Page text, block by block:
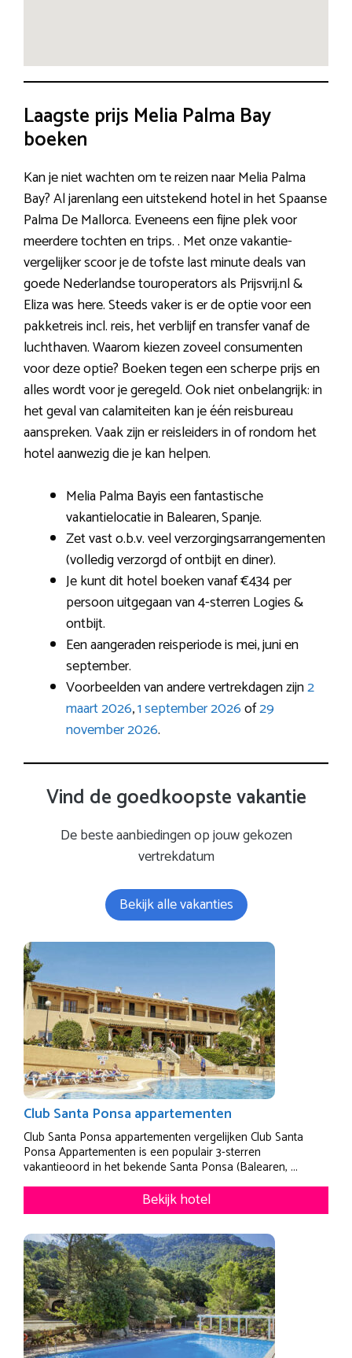
Laagste prijs Melia Palma Bay
boeken
Kan je niet wachten om te reizen naar Melia Palma
Bay? Al jarenlang een uitstekend hotel in het Spaanse
Palma De Mallorca. Eveneens een fijne plek voor
meerdere tochten en trips. . Met onze vakantie-
vergelijker scoor je de tofste last minute deals van
goede Nederlandse touroperators als Prijsvrij.nl &
Eliza was here. Steeds vaker is er de optie voor een
pakketreis incl. reis, het verblijf en transfer vanaf de
luchthaven. Waarom kiezen zoveel consumenten
voor deze optie? Boeken tegen een scherpe prijs en
alles wordt voor je geregeld. Ook niet onbelangrijk: in
het geval van calamiteiten kan je één reisbureau
aanspreken. Vaak zijn er reisleiders in of rondom het
hotel aanwezig die je kan helpen.
Melia Palma Bayis een fantastische
vakantielocatie in Balearen, Spanje.
Zet vast o.b.v. veel verzorgingsarrangementen
(volledig verzorgd of ontbijt en diner).
Je kunt dit hotel boeken vanaf €434 per
persoon uitgegaan van 4-sterren Logies &
ontbijt.
Een aangeraden reisperiode is mei, juni en
september.
Voorbeelden van andere vertrekdagen zijn2
maart 2026,1 september 2026of29
november 2026.
Vind de goedkoopste vakantie
De beste aanbiedingen op jouw gekozen
vertrekdatum
Bekijk alle vakanties
Club Santa Ponsa appartementen
Club Santa Ponsa appartementen vergelijken Club Santa
Ponsa Appartementen is een populair 3-sterren
vakantieoord in het bekende Santa Ponsa (Balearen, ...
Bekijk hotel